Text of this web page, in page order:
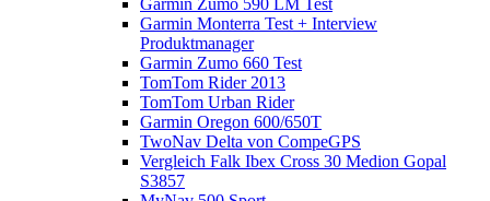
Garmin Zumo 590 LM Test
Garmin Monterra Test + Interview
Produktmanager
Garmin Zumo 660 Test
TomTom Rider 2013
TomTom Urban Rider
Garmin Oregon 600/650T
TwoNav Delta von CompeGPS
Vergleich Falk Ibex Cross 30 Medion Gopal
S3857